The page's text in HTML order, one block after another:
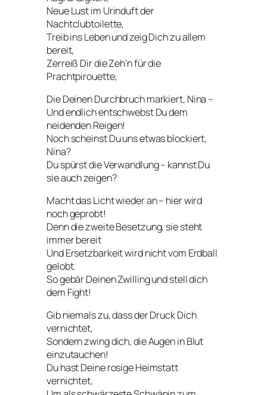
Neue Lust im Urinduft der
Nachtclubtoilette,
Treib ins Leben und zeig Dich zu allem
bereit,
Zerreiß Dir die Zeh’n für die
Prachtpirouette,
Die Deinen Durchbruch markiert, Nina –
Und endlich entschwebst Du dem
neidenden Reigen!
Noch scheinst Du uns etwas blockiert,
Nina?
Du spürst die Verwandlung – kannst Du
sie auch zeigen?
Macht das Licht wieder an – hier wird
noch geprobt!
Denn die zweite Besetzung, sie steht
immer bereit
Und Ersetzbarkeit wird nicht vom Erdball
gelobt.
So gebär Deinen Zwilling und stell dich
dem Fight!
Gib niemals zu, dass der Druck Dich
vernichtet,
Sondern zwing dich, die Augen in Blut
einzutauchen!
Du hast Deine rosige Heimstatt
vernichtet,